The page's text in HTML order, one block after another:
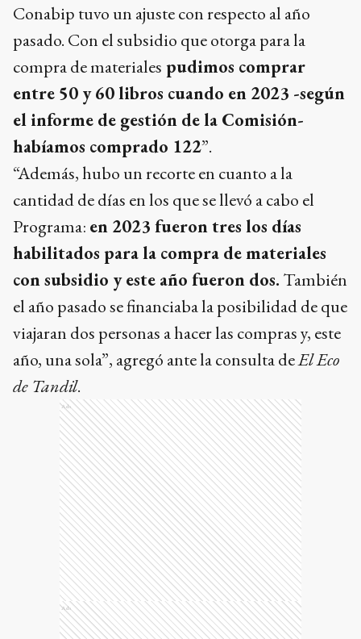
Conabip tuvo un ajuste con respecto al año
pasado. Con el subsidio que otorga para la
compra de materiales pudimos comprar
entre 50 y 60 libros cuando en 2023 -según
el informe de gestión de la Comisión-
habíamos comprado 122”.
“Además, hubo un recorte en cuanto a la
cantidad de días en los que se llevó a cabo el
Programa: en 2023 fueron tres los días
habilitados para la compra de materiales
con subsidio y este año fueron dos. También
el año pasado se financiaba la posibilidad de que
viajaran dos personas a hacer las compras y, este
año, una sola”, agregó ante la consulta deEl Eco
de Tandil.
Ads
Ads